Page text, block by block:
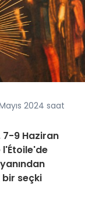
2024 saat
7-9 Haziran
seçki